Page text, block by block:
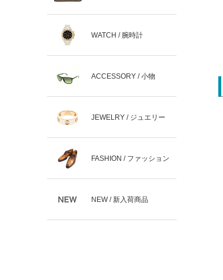
WATCH / 腕時計
ACCESSORY / 小物
JEWELRY / ジュエリー
FASHION / ファッション
NEW / 新入荷商品